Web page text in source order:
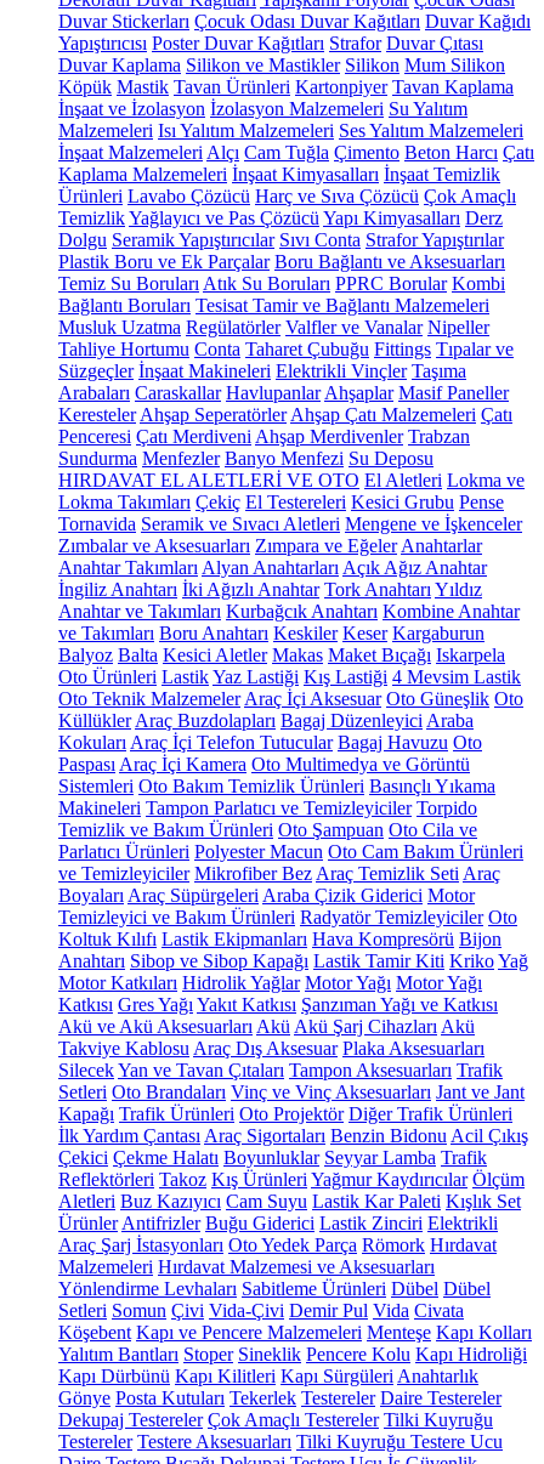
Duvar Stickerları Çocuk Odası Duvar Kağıtları Duvar Kağıdı
Yapıştırıcısı Poster Duvar Kağıtları Strafor Duvar Çıtası
Duvar Kaplama Silikon ve Mastikler Silikon Mum Silikon
Köpük Mastik Tavan Ürünleri Kartonpiyer Tavan Kaplama
İnşaat ve İzolasyon İzolasyon Malzemeleri Su Yalıtım
Malzemeleri Isı Yalıtım Malzemeleri Ses Yalıtım Malzemeleri
İnşaat Malzemeleri Alçı Cam Tuğla Çimento Beton Harcı Çatı
Kaplama Malzemeleri İnşaat Kimyasalları İnşaat Temizlik
Ürünleri Lavabo Çözücü Harç ve Sıva Çözücü Çok Amaçlı
TemizlikYağlayıcı ve Pas Çözücü Yapı Kimyasalları Derz
Dolgu Seramik Yapıştırıcılar Sıvı Conta Strafor Yapıştırılar
Plastik Boru ve Ek Parçalar Boru Bağlantı ve Aksesuarları
Temiz Su Boruları Atık Su Boruları PPRC Borular Kombi
Bağlantı Boruları Tesisat Tamir ve Bağlantı Malzemeleri
Musluk Uzatma Regülatörler Valfler ve Vanalar Nipeller
Tahliye Hortumu Conta Taharet Çubuğu Fittings Tıpalar ve
Süzgeçler İnşaat Makineleri Elektrikli Vinçler Taşıma
Arabaları Caraskallar Havlupanlar Ahşaplar Masif Paneller
Keresteler Ahşap Seperatörler Ahşap Çatı Malzemeleri Çatı
Penceresi Çatı Merdiveni Ahşap Merdivenler Trabzan
Sundurma Menfezler Banyo Menfezi Su Deposu
HIRDAVAT EL ALETLERİ VE OTO El Aletleri Lokma ve
Lokma Takımları Çekiç El Testereleri Kesici Grubu Pense
Tornavida Seramik ve Sıvacı Aletleri Mengene ve İşkenceler
Zımbalar ve Aksesuarları Zımpara ve Eğeler Anahtarlar
Anahtar Takımları Alyan Anahtarları Açık Ağız Anahtar
İngiliz Anahtarı İki Ağızlı Anahtar Tork Anahtarı Yıldız
Anahtar ve Takımları Kurbağcık Anahtarı Kombine Anahtar
ve Takımları Boru Anahtarı Keskiler Keser Kargaburun
Balyoz Balta Kesici Aletler Makas Maket Bıçağı Iskarpela
Oto Ürünleri LastikYaz Lastiği Kış Lastiği 4 Mevsim Lastik
Oto Teknik Malzemeler Araç İçi Aksesuar Oto Güneşlik Oto
Küllükler Araç Buzdolapları Bagaj Düzenleyici Araba
Kokuları Araç İçi Telefon Tutucular Bagaj Havuzu Oto
Paspası Araç İçi Kamera Oto Multimedya ve Görüntü
Sistemleri Oto Bakım Temizlik Ürünleri Basınçlı Yıkama
Makineleri Tampon Parlatıcı ve Temizleyiciler Torpido
Temizlik ve Bakım Ürünleri Oto Şampuan Oto Cila ve
Parlatıcı Ürünleri Polyester Macun Oto Cam Bakım Ürünleri
ve Temizleyiciler Mikrofiber Bez Araç Temizlik Seti Araç
Boyaları Araç Süpürgeleri Araba Çizik Giderici Motor
Temizleyici ve Bakım Ürünleri Radyatör Temizleyiciler Oto
Koltuk Kılıfı Lastik Ekipmanları Hava Kompresörü Bijon
Anahtarı Sibop ve Sibop Kapağı Lastik Tamir Kiti KrikoYağ
Motor Katkıları Hidrolik Yağlar Motor Yağı Motor Yağı
Katkısı Gres Yağı Yakıt Katkısı Şanzıman Yağı ve Katkısı
Akü ve Akü Aksesuarları Akü Akü Şarj Cihazları Akü
Takviye Kablosu Araç Dış Aksesuar Plaka Aksesuarları
SilecekYan ve Tavan Çıtaları Tampon Aksesuarları Trafik
Setleri Oto Brandaları Vinç ve Vinç Aksesuarları Jant ve Jant
Kapağı Trafik Ürünleri Oto Projektör Diğer Trafik Ürünleri
İlk Yardım Çantası Araç Sigortaları Benzin Bidonu Acil Çıkış
Çekici Çekme Halatı Boyunluklar Seyyar Lamba Trafik
Reflektörleri Takoz Kış Ürünleri Yağmur Kaydırıcılar Ölçüm
Aletleri Buz Kazıyıcı Cam Suyu Lastik Kar Paleti Kışlık Set
Ürünler Antifrizler Buğu Giderici Lastik Zinciri Elektrikli
Araç Şarj İstasyonları Oto Yedek Parça Römork Hırdavat
Malzemeleri Hırdavat Malzemesi ve Aksesuarları
Yönlendirme Levhaları Sabitleme Ürünleri Dübel Dübel
Setleri Somun Çivi Vida-Çivi Demir Pul Vida Civata
Köşebent Kapı ve Pencere Malzemeleri Menteşe Kapı Kolları
Yalıtım Bantları Stoper Sineklik Pencere Kolu Kapı Hidroliği
Kapı Dürbünü Kapı Kilitleri Kapı Sürgüleri Anahtarlık
Gönye Posta Kutuları Tekerlek Testereler Daire Testereler
Dekupaj Testereler Çok Amaçlı Testereler Tilki Kuyruğu
Testereler Testere Aksesuarları Tilki Kuyruğu Testere Ucu